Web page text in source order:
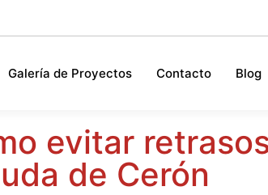
Galería de Proyectos Contacto Blog
evitar
de Cerón